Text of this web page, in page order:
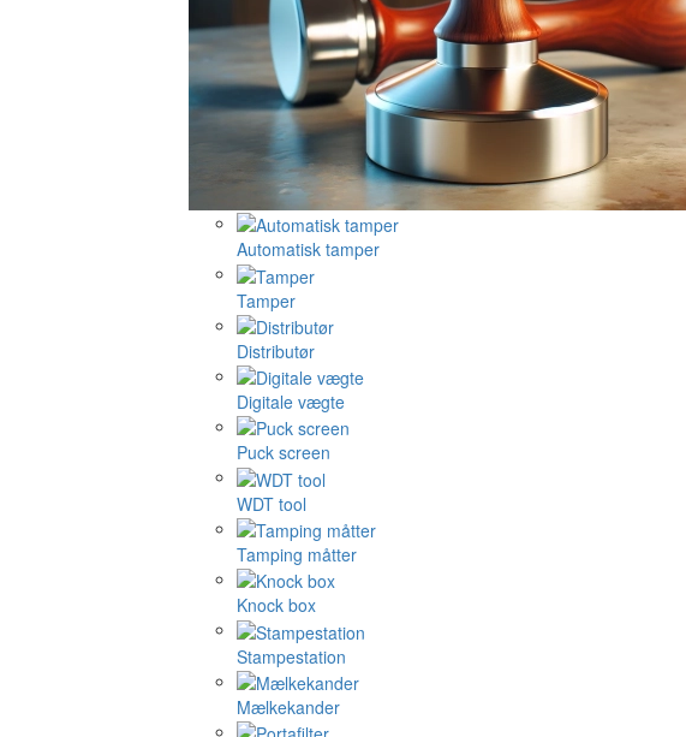
Automatisk tamper
Tamper
Distributør
Digitale vægte
Puck screen
WDT tool
Tamping måtter
Knock box
Stampestation
Mælkekander